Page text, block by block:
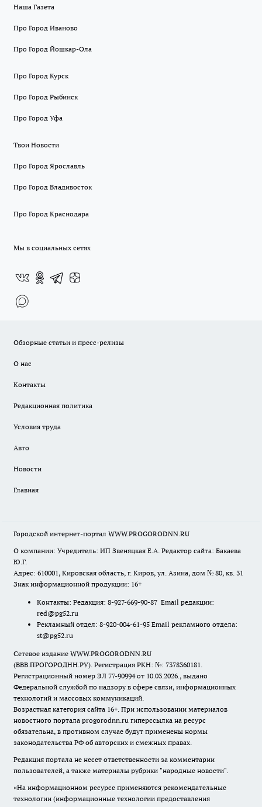
Наша Газета
Про Город Иваново
Про Город Йошкар-Ола
Про Город Курск
Про Город Рыбинск
Про Город Уфа
Твои Новости
Про Город Ярославль
Про Город Владивосток
Про Город Краснодара
Мы в социальных сетях
Обзорные статьи и пресс-релизы
О нас
Контакты
Редакционная политика
Условия труда
Авто
Новости
Главная
Городской интернет-портал WWW.PROGORODNN.RU
О компании: Учредитель: ИП Звеняцкая Е.А. Редактор сайта: Бакаева
Ю.Г.
Адрес: 610001, Кировская область, г. Киров, ул. Азина, дом № 80, кв. 31
Знак информационной продукции: 16+
Контакты: Редакция: 8-927-669-90-87 Email редакции:
red@pg52.ru
Рекламный отдел: 8-920-004-61-95 Email рекламного отдела:
st@pg52.ru
Сетевое издание WWW.PROGORODNN.RU
(ВВВ.ПРОГОРОДНН.РУ). Регистрация РКН: №: 7378360181.
Регистрационный номер ЭЛ 77-90994 от 10.03.2026., выдано
Федеральной службой по надзору в сфере связи, информационных
технологий и массовых коммуникаций.
Возрастная категория сайта 16+. При использовании материалов
новостного портала progorodnn.ru гиперссылка на ресурс
обязательна, в противном случае будут применены нормы
законодательства РФ об авторских и смежных правах.
Редакция портала не несет ответственности за комментарии
пользователей, а также материалы рубрики "народные новости".
«На информационном ресурсе применяются рекомендательные
технологии (информационные технологии предоставления